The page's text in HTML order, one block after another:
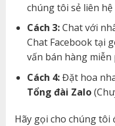
chúng tôi sẻ liên
Cách 3:Chat với
Chat Facebook tại
vấn bán hàng miễn
Cách 4:Đặt hoa
Tổng đài Zalo
Hãy gọi cho chúng tôi